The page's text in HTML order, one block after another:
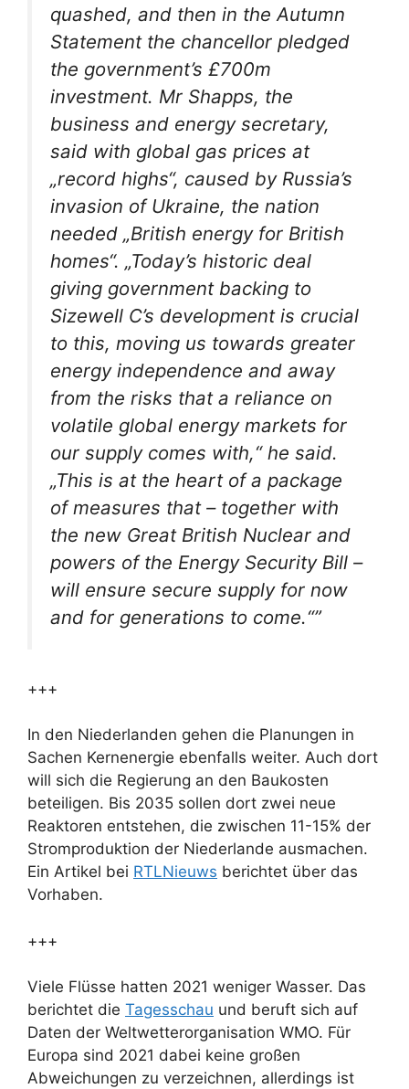
quashed, and then in the Autumn
Statement the chancellor pledged
the government’s £700m
investment. Mr Shapps, the
business and energy secretary,
said with global gas prices at
„record highs“, caused by Russia’s
invasion of Ukraine, the nation
needed „British energy for British
homes“. „Today’s historic deal
giving government backing to
Sizewell C’s development is crucial
to this, moving us towards greater
energy independence and away
from the risks that a reliance on
volatile global energy markets for
our supply comes with,“ he said.
„This is at the heart of a package
of measures that – together with
the new Great British Nuclear and
powers of the Energy Security Bill –
will ensure secure supply for now
and for generations to come.“”
+++
In den Niederlanden gehen die Planungen in
Sachen Kernenergie ebenfalls weiter. Auch dort
will sich die Regierung an den Baukosten
beteiligen. Bis 2035 sollen dort zwei neue
Reaktoren entstehen, die zwischen 11-15% der
Stromproduktion der Niederlande ausmachen.
Ein Artikel bei RTLNieuws berichtet über das
Vorhaben.
+++
Viele Flüsse hatten 2021 weniger Wasser. Das
berichtet die Tagesschau und beruft sich auf
Daten der Weltwetterorganisation WMO. Für
Europa sind 2021 dabei keine großen
Abweichungen zu verzeichnen, allerdings ist